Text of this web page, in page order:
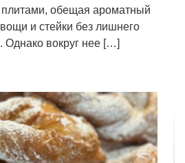
плитами, обещая ароматный
и стейки без лишнего
вокруг нее […]